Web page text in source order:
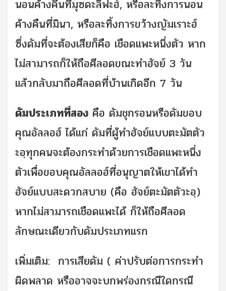
นอนค้างคืนที่มุซดะลิฟะฮ์, หรือละทิ้งการนอน
ค้างคืนที่มินา, หรือละทิ้งการขว้างญัมเราะฮ์
ซึ่งดัมที่จะต้องเสียก็คือ เชือดแพะหนึ่งตัว หาก
ไม่สามารถก็ให้ถือศีลอดขณะทำฮัจย์ 3 วัน
แล้วกลับมาถือศีลอดที่บ้านเกิดอีก 7 วัน
ดัมประเภทที่สอง คือ ดัมชุกรอนหรือดัมขอบ
คุณอัลลอฮ์ ได้แก่ ดัมที่ผู้ทำฮัจย์แบบตะมัตตัว
ะอฺทุกคนจะต้องกระทำด้วยการเชือดแพะหนึ่ง
ตัวเพื่อขอบคุณอัลลอฮ์ที่อนุญาตให้เขาได้ทำ
ฮัจย์แบบสะดวกสบาย (คือ ฮัจย์ตะมัตตัวะอฺ)
หากไม่สามารถเชือดแพะได้ ก็ให้ถือศีลอด
ลักษณะเดียวกับดัมประเภทแรก
เพิ่มเติม: การเสียดัม ( ค่าปรับต่อการกระทำ
ผิดพลาด หรืออาจจะบกพร่องกรณีใดกรณี